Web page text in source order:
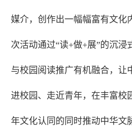
媒介，创作出一幅幅富有文化
次活动通过“读+做+展”的沉浸
与校园阅读推广有机融合，让
进校园、走近青年，在丰富校
年文化认同的同时推动中华文